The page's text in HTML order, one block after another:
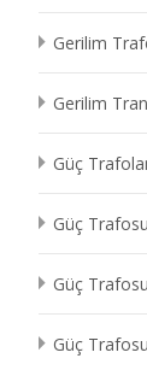
Gerilim
Gerilim
Güç
Güç Trafosu
Güç
Güç